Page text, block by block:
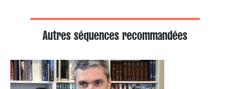
Autres séquences recommandées